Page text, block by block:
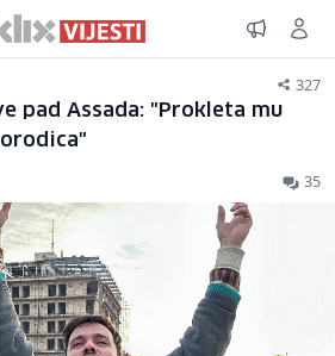
327
pad Assada: "Prokleta mu
35